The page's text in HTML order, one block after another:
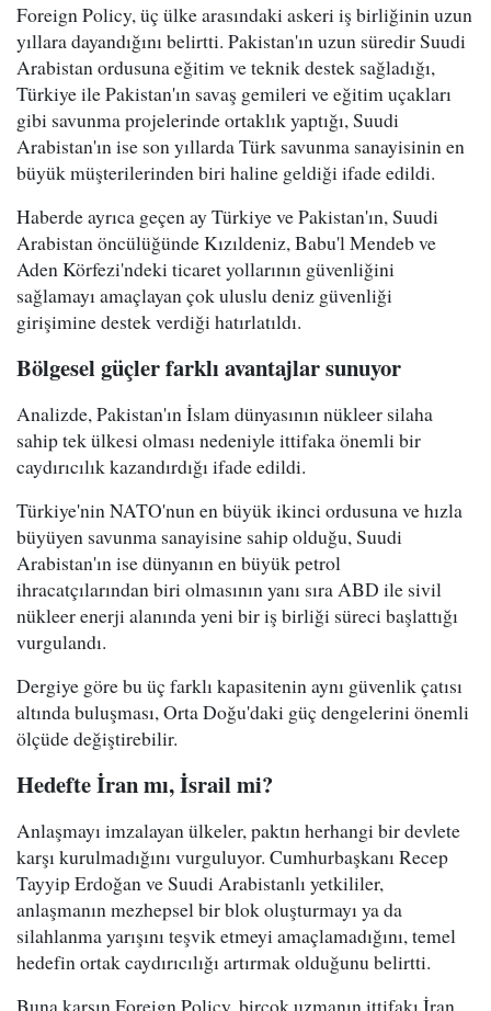
Foreign Policy, üç ülke arasındaki askeri iş birliğinin uzun
yıllara dayandığını belirtti. Pakistan'ın uzun süredir Suudi
Arabistan ordusuna eğitim ve teknik destek sağladığı,
Türkiye ile Pakistan'ın savaş gemileri ve eğitim uçakları
gibi savunma projelerinde ortaklık yaptığı, Suudi
Arabistan'ın ise son yıllarda Türk savunma sanayisinin en
büyük müşterilerinden biri haline geldiği ifade edildi.
Haberde ayrıca geçen ay Türkiye ve Pakistan'ın, Suudi
Arabistan öncülüğünde Kızıldeniz, Babu'l Mendeb ve
Aden Körfezi'ndeki ticaret yollarının güvenliğini
sağlamayı amaçlayan çok uluslu deniz güvenliği
girişimine destek verdiği hatırlatıldı.
Bölgesel güçler farklı avantajlar sunuyor
Analizde, Pakistan'ın İslam dünyasının nükleer silaha
sahip tek ülkesi olması nedeniyle ittifaka önemli bir
caydırıcılık kazandırdığı ifade edildi.
Türkiye'nin NATO'nun en büyük ikinci ordusuna ve hızla
büyüyen savunma sanayisine sahip olduğu, Suudi
Arabistan'ın ise dünyanın en büyük petrol
ihracatçılarından biri olmasının yanı sıra ABD ile sivil
nükleer enerji alanında yeni bir iş birliği süreci başlattığı
vurgulandı.
Dergiye göre bu üç farklı kapasitenin aynı güvenlik çatısı
altında buluşması, Orta Doğu'daki güç dengelerini önemli
ölçüde değiştirebilir.
Hedefte İran mı, İsrail mi?
Anlaşmayı imzalayan ülkeler, paktın herhangi bir devlete
karşı kurulmadığını vurguluyor. Cumhurbaşkanı Recep
Tayyip Erdoğan ve Suudi Arabistanlı yetkililer,
anlaşmanın mezhepsel bir blok oluşturmayı ya da
silahlanma yarışını teşvik etmeyi amaçlamadığını, temel
hedefin ortak caydırıcılığı artırmak olduğunu belirtti.
Buna karşın Foreign Policy, birçok uzmanın ittifakı İran